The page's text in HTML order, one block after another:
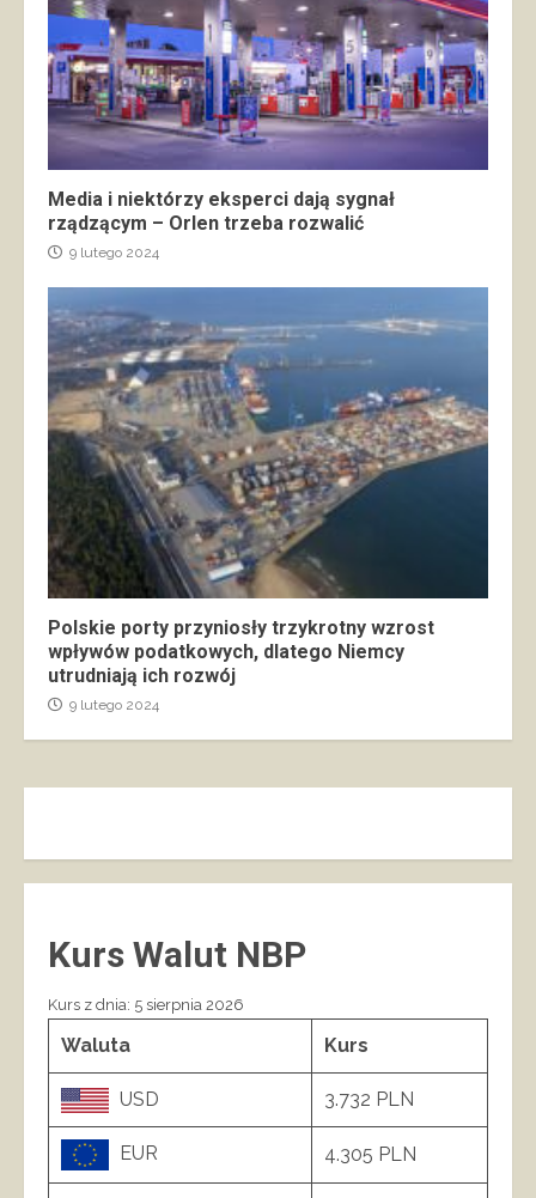
Media i niektórzy eksperci dają sygnał
rządzącym – Orlen trzeba rozwalić
9 lutego 2024
Polskie porty przyniosły trzykrotny wzrost
wpływów podatkowych, dlatego Niemcy
utrudniają ich rozwój
9 lutego 2024
Kurs Walut NBP
Kurs z dnia: 5 sierpnia 2026
Waluta Kurs
USD 3.732 PLN
EUR 4.305 PLN